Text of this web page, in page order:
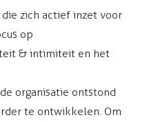
zich actief inzet voor
op
& intimiteit en het
organisatie ontstond
te ontwikkelen. Om